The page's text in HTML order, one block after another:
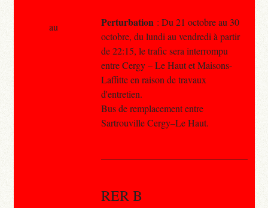
Perturbation : Du 21 octobre au 30
octobre, du lundi au vendredi à partir
de 22:15, le trafic sera interrompu
entre Cergy – Le Haut et Maisons-
Laffitte en raison de travaux
d'entretien.
Bus de remplacement entre
Sartrouville Cergy–Le Haut.
RER B
au